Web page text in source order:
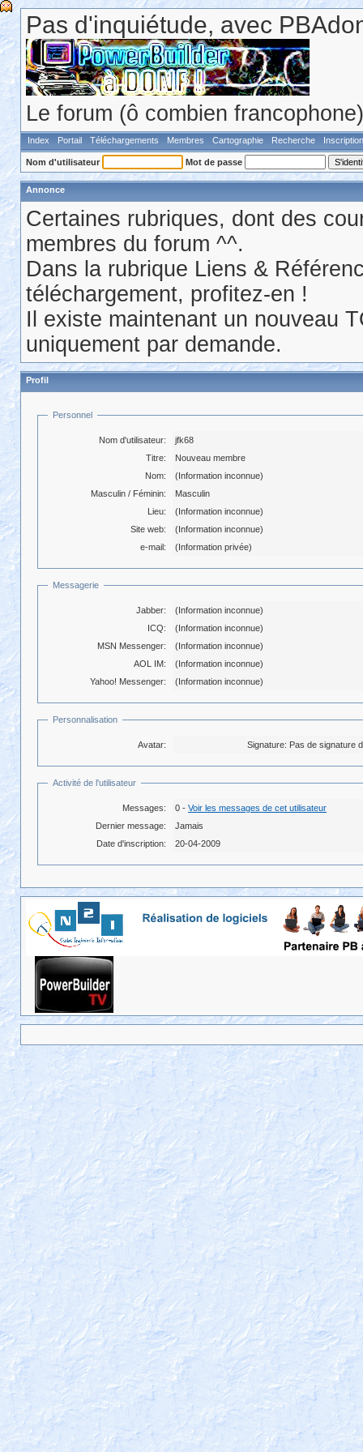
Pas d'inquiétude, avec
Le forum (ô combien
Index Portail Téléchargements Membres Cartographie Recherche Inscription
Nom d'utilisateur Mot de passe
Annonce
Certaines rubriques, dont des
membres du forum ^^.
Dans la rubrique Liens &
téléchargement, profitez-en !
Il existe maintenant un nouveau
uniquement par demande.
Profil
Personnel
Nom d'utilisateur:
jfk68
Titre:
Nouveau membre
Nom:
(Information inconnue)
Masculin / Féminin:
Masculin
Lieu:
(Information inconnue)
Site web:
(Information inconnue)
e-mail:
(Information privée)
Messagerie
Jabber:
(Information inconnue)
ICQ:
(Information inconnue)
MSN Messenger:
(Information inconnue)
AOL IM:
(Information inconnue)
Yahoo! Messenger:
(Information inconnue)
Personnalisation
Avatar: Signature: Pas de signature
Activité de l'utilisateur
Messages: 0 - Voir les messages de cet utilisateur
Dernier message:
Jamais
Date d'inscription:
20-04-2009